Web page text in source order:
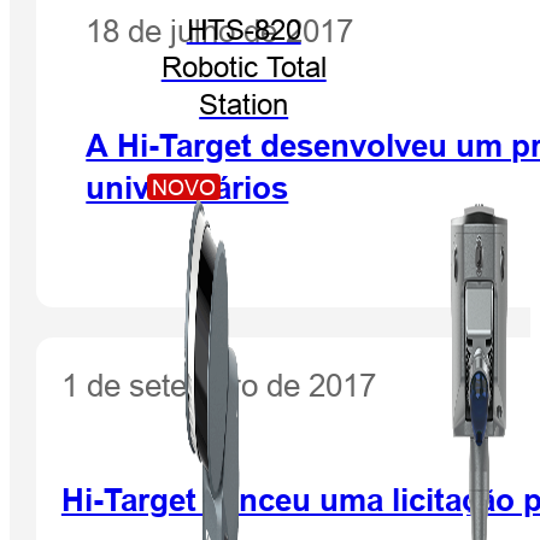
HTS-820
Robotic Total
Station
NOVO
18 de julho de 2017
A Hi-Target desenvolveu um
universitários
1 de setembro de 2017
Hi-Target venceu uma licitação